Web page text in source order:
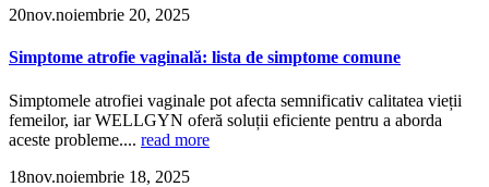
20nov.noiembrie 20, 2025
Simptome atrofie vaginală: lista de simptome comune
Simptomele atrofiei vaginale pot afecta semnificativ calitatea vieții
femeilor, iar WELLGYN oferă soluții eficiente pentru a aborda
aceste probleme.... read more
18nov.noiembrie 18, 2025